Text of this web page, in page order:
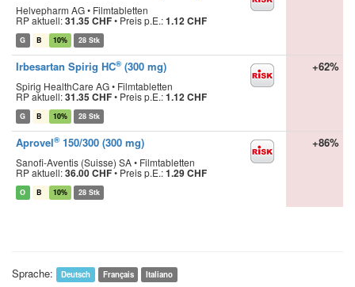
Helvepharm AG • Filmtabletten
RP aktuell:31.35 CHF• Preis p.E.:1.12 CHF
G B 10% 28 Stk
Irbesartan Spirig HC® (300 mg)
Spirig HealthCare AG • Filmtabletten
RP aktuell:31.35 CHF• Preis p.E.:1.12 CHF
G B 10% 28 Stk
+62%
Aprovel® 150/300 (300 mg)
Sanofi-Aventis (Suisse) SA • Filmtabletten
RP aktuell:36.00 CHF• Preis p.E.:1.29 CHF
O B 10% 28 Stk
+86%
Sprache: Deutsch Français Italiano